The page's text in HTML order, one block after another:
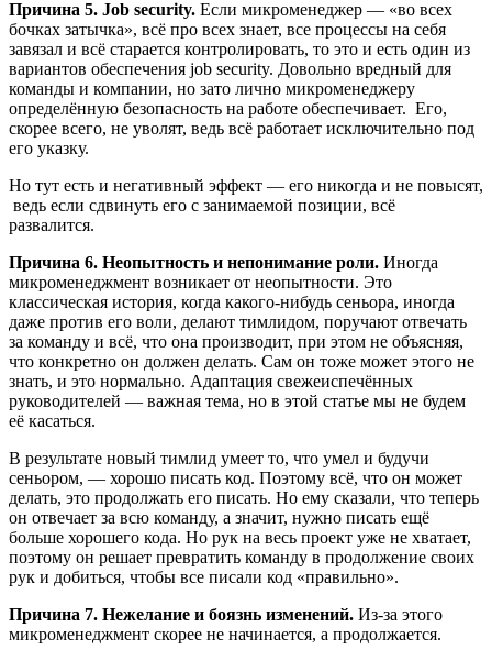
Причина 5. Job security. Если микроменеджер — «во всех
бочках затычка», всё про всех знает, все процессы на себя
завязал и всё старается контролировать, то это и есть один из
вариантов обеспечения job security. Довольно вредный для
команды и компании, но зато лично микроменеджеру
определённую безопасность на работе обеспечивает. Его,
скорее всего, не уволят, ведь всё работает исключительно под
его указку.
Но тут есть и негативный эффект — его никогда и не повысят,
ведь если сдвинуть его с занимаемой позиции, всё
развалится.
Причина 6. Неопытность и непонимание роли. Иногда
микроменеджмент возникает от неопытности. Это
классическая история, когда какого-нибудь сеньора, иногда
даже против его воли, делают тимлидом, поручают отвечать
за команду и всё, что она производит, при этом не объясняя,
что конкретно он должен делать. Сам он тоже может этого не
знать, и это нормально. Адаптация свежеиспечённых
руководителей — важная тема, но в этой статье мы не будем
её касаться.
В результате новый тимлид умеет то, что умел и будучи
сеньором, — хорошо писать код. Поэтому всё, что он может
делать, это продолжать его писать. Но ему сказали, что теперь
он отвечает за всю команду, а значит, нужно писать ещё
больше хорошего кода. Но рук на весь проект уже не хватает,
поэтому он решает превратить команду в продолжение своих
рук и добиться, чтобы все писали код «правильно».
Причина 7. Нежелание и боязнь изменений. Из-за этого
микроменеджмент скорее не начинается, а продолжается.